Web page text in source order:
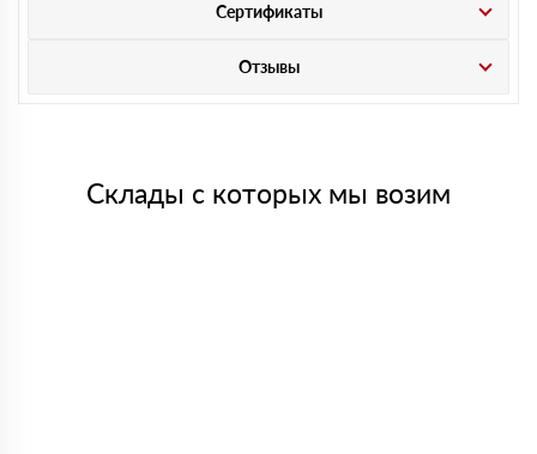
Сертификаты
Отзывы
Склады с которых мы возим